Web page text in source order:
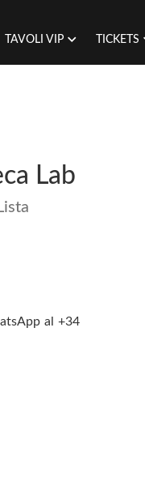
TAVOLI VIP TICKETS
Lab
al +34